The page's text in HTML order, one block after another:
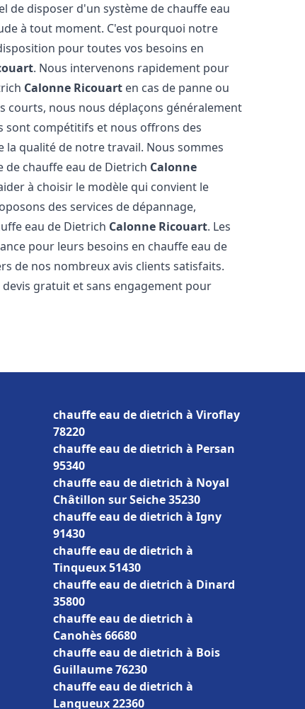
de disposer d'un système de chauffe eau
à tout moment. C'est pourquoi notre
pour toutes vos besoins en
. Nous intervenons rapidement pour
Calonne Ricouart en cas de panne ou
courts, nous nous déplaçons généralement
sont compétitifs et nous offrons des
qualité de notre travail. Nous sommes
de chauffe eau de Dietrich Calonne
à choisir le modèle qui convient le
des services de dépannage,
eau de Dietrich Calonne Ricouart. Les
pour leurs besoins en chauffe eau de
de nos nombreux avis clients satisfaits.
gratuit et sans engagement pour
chauffe eau de dietrich à Viroflay
78220
chauffe eau de dietrich à Persan
95340
chauffe eau de dietrich à Noyal
Châtillon sur Seiche 35230
chauffe eau de dietrich à Igny
91430
chauffe eau de dietrich à
Tinqueux 51430
chauffe eau de dietrich à Dinard
35800
chauffe eau de dietrich à
Canohès 66680
chauffe eau de dietrich à Bois
Guillaume 76230
chauffe eau de dietrich à
Langueux 22360